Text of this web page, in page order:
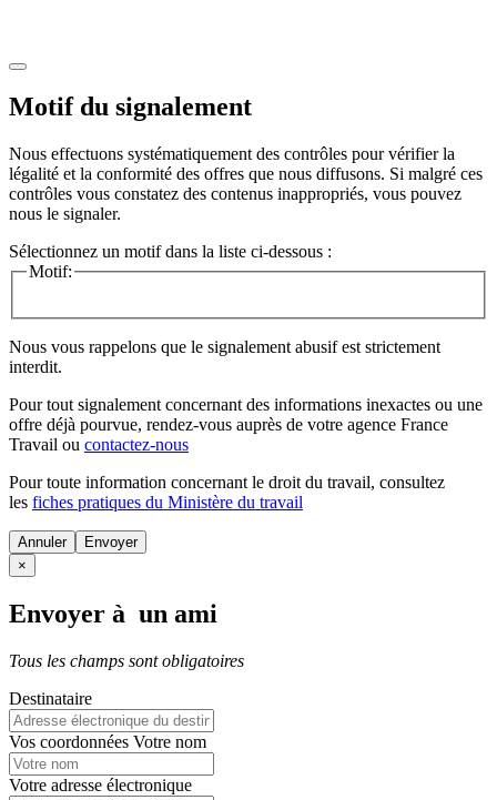
Motif du signalement
Nous effectuons systématiquement des contrôles pour vérifier la
légalité et la conformité des offres que nous diffusons. Si malgré ces
contrôles vous constatez des contenus inappropriés, vous pouvez
nous le signaler.
Sélectionnez un motif dans la liste ci-dessous :
Motif:
Nous vous rappelons que le signalement abusif est strictement
interdit.
Pour tout signalement concernant des informations inexactes ou une
offre déjà pourvue, rendez-vous auprès de votre agence France
Travail ou contactez-nous
Pour toute information concernant le droit du travail, consultez
les fiches pratiques du Ministère du travail
Annuler
×
Envoyer à un ami
Tous les champs sont obligatoires
Destinataire
Vos coordonnées Votre nom
Votre adresse électronique